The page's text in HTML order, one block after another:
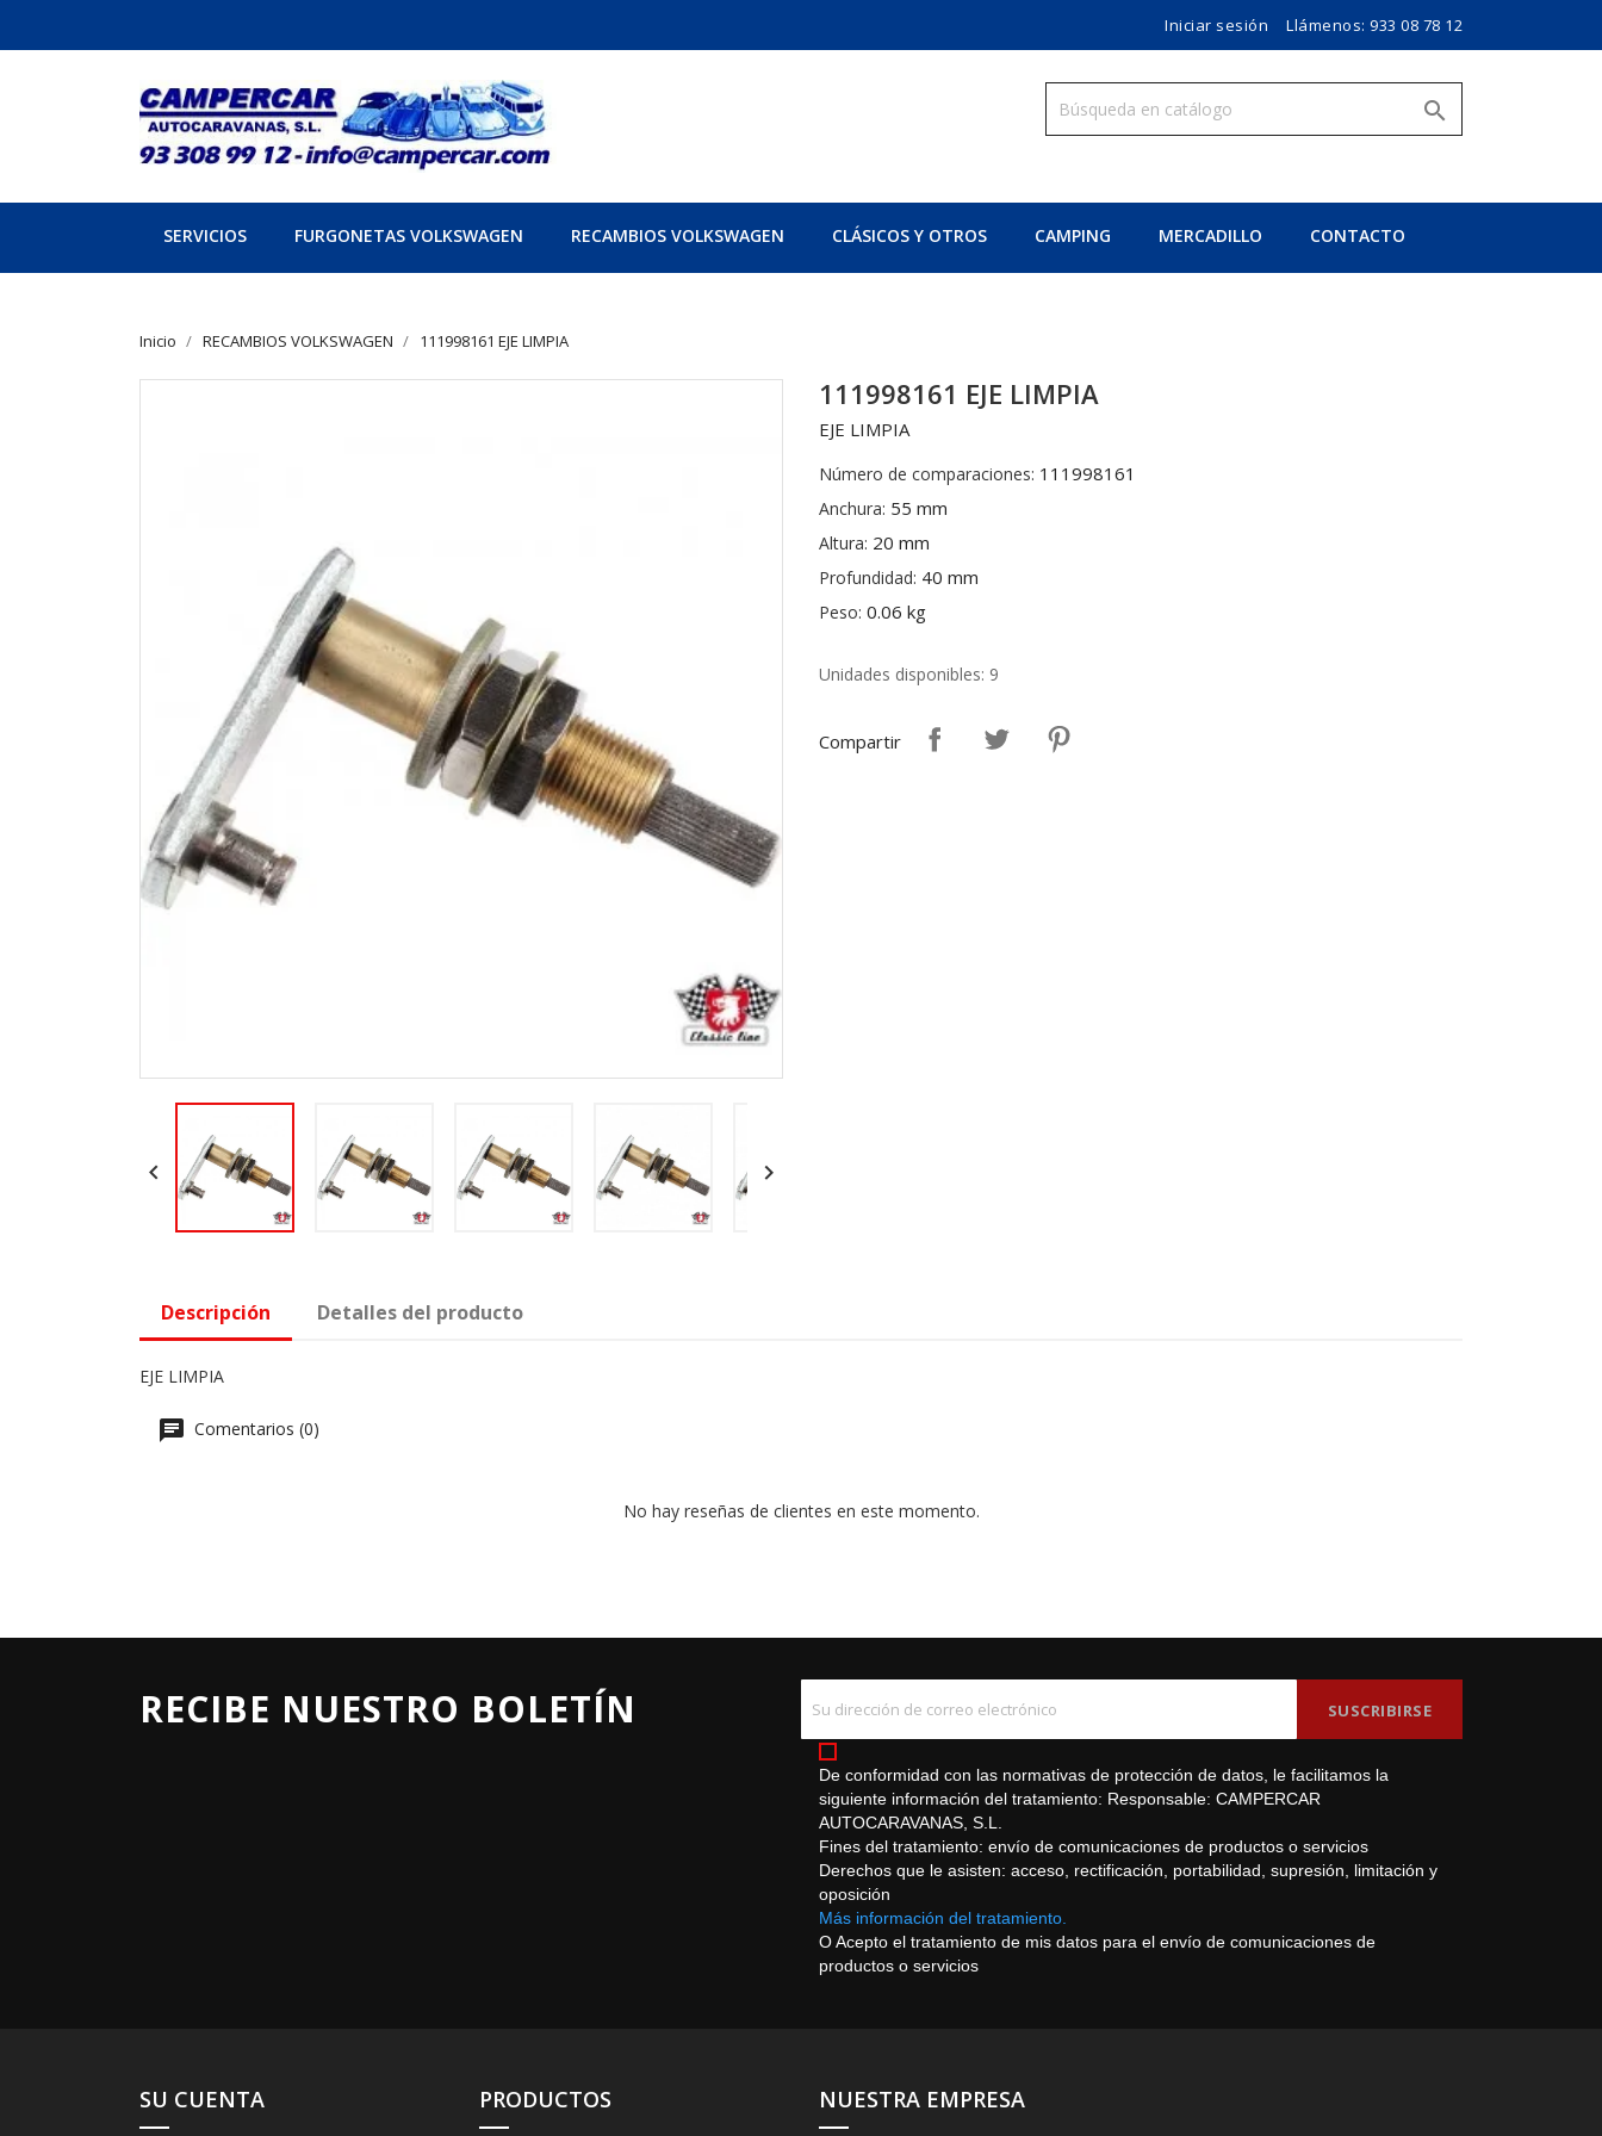
Iniciar sesión Llámenos: 933 08 78 12

SERVICIOS FURGONETAS VOLKSWAGEN RECAMBIOS VOLKSWAGEN CLÁSICOS Y OTROS CAMPING MERCADILLO CONTACTO
Inicio RECAMBIOS VOLKSWAGEN 111998161 EJE LIMPIA
 
111998161 EJE LIMPIA
EJE LIMPIA
Número de comparaciones: 111998161
Anchura: 55 mm
Altura: 20 mm
Profundidad: 40 mm
Peso: 0.06 kg
Unidades disponibles: 9
Compartir
Descripción Detalles del producto
EJE LIMPIA
Comentarios (0)
No hay reseñas de clientes en este momento.
RECIBE NUESTRO BOLETÍN
De conformidad con las normativas de protección de datos, le facilitamos la
siguiente información del tratamiento: Responsable: CAMPERCAR
AUTOCARAVANAS, S.L.
Fines del tratamiento: envío de comunicaciones de productos o servicios
Derechos que le asisten: acceso, rectificación, portabilidad, supresión, limitación y
oposición
Más información del tratamiento.
O Acepto el tratamiento de mis datos para el envío de comunicaciones de
productos o servicios
SU CUENTA PRODUCTOS NUESTRA EMPRESA